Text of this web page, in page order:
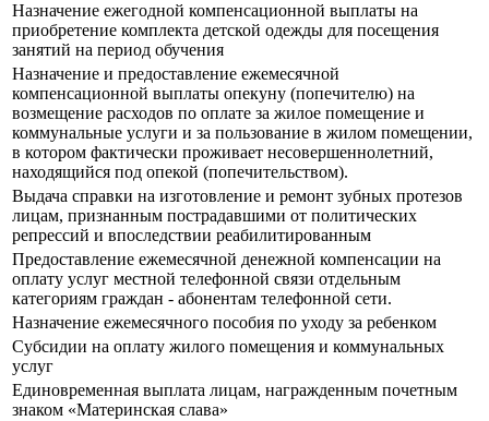
Назначение ежегодной компенсационной выплаты на
приобретение комплекта детской одежды для посещения
занятий на период обучения
Назначение и предоставление ежемесячной
компенсационной выплаты опекуну (попечителю) на
возмещение расходов по оплате за жилое помещение и
коммунальные услуги и за пользование в жилом помещении,
в котором фактически проживает несовершеннолетний,
находящийся под опекой (попечительством).
Выдача справки на изготовление и ремонт зубных протезов
лицам, признанным пострадавшими от политических
репрессий и впоследствии реабилитированным
Предоставление ежемесячной денежной компенсации на
оплату услуг местной телефонной связи отдельным
категориям граждан - абонентам телефонной сети.
Назначение ежемесячного пособия по уходу за ребенком
Субсидии на оплату жилого помещения и коммунальных
услуг
Единовременная выплата лицам, награжденным почетным
знаком «Материнская слава»